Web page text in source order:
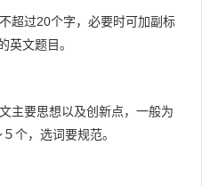
超过20个字，必要时可加副标
英文题目。
主要思想以及创新点，一般为
个，选词要规范。